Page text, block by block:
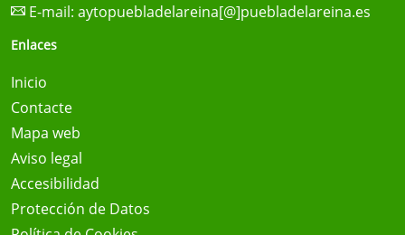
E-mail: aytopuebladelareina[@]puebladelareina.es
Enlaces
Inicio
Contacte
Mapa web
Aviso legal
Accesibilidad
Protección de Datos